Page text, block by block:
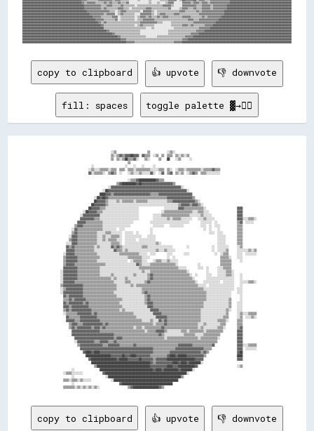
copy to clipboard 👍 upvote 👎 downvote
fill: spaces toggle palette ▓→✊🏽
                                      ░░▒▒                      ▒▒            ░░▒▒░░
                                      ▒▒░░▒▒▓▓▒▒▓▓▓▓██▓▓▓▓  ▓▓▒▒▒▒  ░░▒▒  ▒▒  ▒▒▒▒  ▒▒░░▒▒░░▒▒
                                      ▒▒  ▒▒░░▒▒██▒▒▒▒▓▓░░    ▒▒░░      ▒▒    ██    ░░▒▒      ░░
                                                  ▒▒
                      ░░▒▒░░░░▒▒▒▒▒▒░░▒▒▒▒  ▒▒▒▒  ▒▒▒▒░░▒▒▒▒▒▒▒▒▒▒░░░░░░▒▒▒▒  ▒▒░░  ░░▒▒▒▒░░▒▒▒▒▒▒▒▒▒▒░░▒▒▒▒▒▒▓▓▒▒▒▒
                      ▓▓░░▒▒▒▒▒▒░░  ▒▒▓▓▒▒  ░░    ░░▒▒░░░░▒▒░░░░░░▓▓░░  ░░▓▓  ▒▒▓▓  ▒▒░░▒▒  ░░▒▒▓▓▒▒  ▒▒▒▒░░░░░░░░░░
                                                  ░░▒▒▒▒▓▓████████████▓▓▒▒▒▒
                                          ▒▒▓▓██████████▓▓██▓▓▓▓▓▓▓▓▓▓▓▓▓▓▓▓▓▓▓▓▓▓▒▒
                                    ░░▓▓▓▓▓▓▓▓▓▓▓▓▓▓▓▓▓▓▓▓▓▓▓▓▓▓▓▓▓▓▓▓▓▓▓▓▓▓▓▓▓▓▓▓▓▓▓▓▓▓░░
                                ░░██▓▓▓▓▓▓▓▓▓▓▓▓▓▓▓▓▓▓▓▓▓▓▓▓▓▓▓▓▓▓▓▓▓▓▓▓▓▓▓▓▓▓▓▓▓▓▓▓▓▓▓▓▓▓▓▓░░
                              ████▓▓▓▓▒▒▓▓▓▓▓▓▓▓▓▓▓▓▓▓▓▓▓▓▓▓▓▓▓▓▓▓▒▒▒▒▒▒▓▓▓▓▓▓▓▓▓▓▓▓▓▓▓▓▓▓▓▓▓▓▓▓
                          ░░██▓▓██▓▓▒▒▒▒▒▒▒▒▒▒▒▒▒▒▒▒▒▒▒▒▒▒▒▒▒▒▒▒▒▒▒▒▒▒▒▒▒▒▒▒▒▒▓▓▓▓▓▓▓▓▓▓▓▓▓▓▓▓▓▓▒▒
                          ██▓▓▓▓▓▓▒▒░░░░░░▒▒░░▒▒▒▒▒▒▒▒░░▒▒▒▒▒▒▒▒░░░░░░░░░░░░░░▒▒▒▒▓▓▓▓▓▓▓▓▓▓▓▓▓▓▓▓▒▒░░
                        ██▓▓▓▓▓▓▓▓▒▒░░░░░░░░░░░░░░░░░░░░░░░░░░░░░░░░░░░░░░░░░░░░░░░░░░▒▒▓▓▓▓▓▓▒▒▓▓▓▓▒▒░░
                      ██▓▓▓▓▓▓▒▒▒▒░░░░░░░░░░░░░░░░░░░░░░░░                  ░░░░░░░░░░▓▓▓▓▒▒▒▒▒▒▒▒▒▒▒▒▒▒░░                      ▓▓▓▓
                  ░░██▓▓▓▓▓▓▒▒▒▒░░░░░░░░░░░░░░░░░░░░░░░░░░                ░░▒▒▒▒▒▒▒▒▒▒▒▒▒▒▒▒▒▒▒▒░░░░▒▒▒▒░░░░                    ▓▓▓▓
                ░░▓▓▓▓▓▓▓▓▓▓▓▓░░░░░░░░░░░░░░░░░░░░░░░░░░░░          ░░░░░░▒▒▒▒▒▒▒▒▒▒▒▒▒▒▒▒▒▒▒▒░░░░░░░░▒▒░░░░░░                  ▓▓▓▓
                ▓▓▓▓▓▓▓▓▓▓▒▒▒▒░░░░░░░░░░░░░░░░░░░░░░░░░░░░          ░░░░░░░░░░▒▒░░▒▒▒▒▒▒░░░░░░░░    ░░░░▒▒░░░░░░                ▓▓▓▓░░░░▒▒▒▒░░
              ▓▓▓▓▓▓▒▒▒▒▒▒▒▒▒▒▒▒░░░░░░░░░░░░░░░░░░░░░░            ░░░░░░░░░░░░░░░░░░░░░░░░░░░░        ░░░░░░░░  ░░              ▒▒▓▓  ░░░░░░
            ▒▒▓▓▓▓▒▒▒▒▒▒▒▒▒▒▒▒▒▒░░░░░░░░░░░░░░░░░░░░                ░░░░░░░░    ░░░░░░░░░░            ░░░░  ░░  ░░░░            ▒▒▒▒
          ░░▓▓▒▒▒▒▒▒▒▒▒▒▒▒▒▒▒▒▒▒░░░░░░░░░░  ░░░░                  ░░                                    ░░  ░░    ░░            ▒▒▒▒
          ▒▒▓▓▒▒▒▒▒▒▒▒▒▒▒▒▒▒░░░░░░▒▒▒▒░░░░░░░░  ░░░░░░  ░░        ░░                                        ░░░░  ░░░░          ▒▒▒▒
        ░░▓▓▓▓▒▒▒▒▒▒▒▒▒▒▒▒▒▒░░░░▒▒░░░░▒▒▒▒▒▒░░  ░░░░░░░░░░░░    ░░░░░░                                            ░░░░░░        ▒▒▒▒
        ▒▒▓▓▓▓▒▒▒▒▒▒▒▒▒▒▒▒▒▒░░░░▒▒░░▒▒▒▒▒▒░░░░  ░░░░░░░░  ░░░░░░░░░░░░                                            ░░░░░░        ▒▒▒▒
      ░░░░▓▓▓▓▒▒▒▒▒▒▒▒▒▒▒▒▒▒░░░░░░░░░░▒▒▒▒▒▒░░  ░░░░░░░░░░░░░░░░░░░░░░▒▒░░                                        ░░░░░░        ▒▒▒▒
      ▓▓▒▒▓▓▒▒▒▒▒▒▒▒▒▒▒▒▒▒░░▒▒░░░░░░░░▓▓▒▒▓▓▒▒░░░░░░░░░░░░░░▒▒▒▒░░░░░░░░░░░░░░░░░░          ░░                ░░  ░░░░░░░░      ░░▒▒
      ▓▓▓▓▓▓▒▒▒▒▒▒▒▒▒▒▒▒▒▒░░░░░░░░░░░░░░▓▓▒▒▒▒░░▒▒░░░░░░░░░░░░░░░░░░░░▒▒░░░░▒▒░░░░░░                          ░░  ░░░░░░▒▒      ░░░░░░░░▒▒░░▒▒
    ░░▓▓▓▓▓▓▒▒▒▒▒▒▒▒▒▒▒▒▒▒▒▒░░░░░░░░░░░░░░░░▒▒▒▒▒▒▒▒▒▒▒▒▒▒░░░░░░  ░░░░        ░░░░        ░░░░                  ░░  ░░▒▒▒▒      ░░░░  ░░░░░░░░
    ▒▒▓▓▓▓▓▓▓▓▒▒▒▒▒▒▒▒▒▒▒▒▒▒▒▒░░░░░░░░░░░░░░░░░░░░▒▒▒▒▒▒▒▒▒▒░░░░░░            ░░  ░░                                ▒▒▒▒▒▒░░    ░░░░
    ▒▒▓▓▓▓▓▓▓▓▒▒▒▒▒▒▒▒▒▒▒▒▒▒░░░░░░░░░░░░░░░░░░░░░░  ░░▒▒▒▒▒▒░░░░    ░░▒▒▒▒░░░░▒▒░░░░░░                              ▒▒▒▒▒▒▒▒      ░░
    ▒▒▓▓▓▓▓▓▒▒▒▒▒▒▒▒▒▒▒▒▒▒▒▒▒▒▒▒▒▒░░░░░░░░░░░░░░░░░░░░░░▓▓▒▒░░░░░░▒▒▒▒▒▒▒▒▒▒▒▒▒▒▒▒▒▒░░              ░░              ▒▒▒▒▒▒▒▒
    ▓▓▓▓▓▓▓▓▓▓▒▒▒▒▒▒▒▒▒▒▒▒▒▒▒▒░░░░░░░░░░░░░░░░░░░░░░░░░░░░▒▒▒▒▒▒▒▒▒▒▒▒▒▒▒▒▒▒▒▒▒▒▒▒▒▒▒▒░░░░░░        ░░░░  ░░      ░░░░▒▒▒▒▒▒
  ░░▓▓▓▓▓▓▓▓▓▓▒▒▒▒▒▒▒▒▒▒▒▒▒▒▒▒░░░░░░░░░░░░░░░░░░░░░░░░░░░░░░▒▒░░░░▒▒▒▒▒▒▒▒▒▒▒▒▒▒▒▒▒▒▒▒▒▒▒▒▒▒░░            ░░      ░░░░░░▒▒▒▒░░
  ░░▓▓▓▓▓▓▓▓▓▓▒▒▒▒▒▒▒▒▒▒▒▒▒▒▒▒░░░░░░░░▒▒░░░░░░░░░░░░░░▒▒░░░░░░░░▒▒▓▓▒▒▒▒▒▒▒▒▒▒▒▒▒▒▒▒▒▒▒▒▒▒▒▒▒▒░░  ░░      ░░░░    ░░░░░░▒▒▒▒░░    ░░
  ░░▓▓▓▓▓▓▓▓▓▓▒▒▒▒▒▒▒▒▒▒▒▒▒▒▒▒▒▒▒▒▒▒▒▒░░▒▒░░░░░░▒▒░░░░░░░░░░░░░░▒▒▓▓▒▒▒▒▒▒▒▒▒▒▒▒▒▒▒▒▒▒▒▒▒▒▒▒▒▒▒▒░░        ░░░░░░░░░░░░░░░░░░░░    ░░
  ░░▓▓▓▓▓▓▓▓▒▒▒▒▒▒▒▒▒▒▒▒▒▒▒▒▒▒▒▒▒▒▒▒▒▒▒▒░░░░░░░░▒▒▒▒░░░░░░░░░░▒▒▓▓▒▒▒▒▒▒▒▒▒▒▒▒▒▒▒▒▒▒▒▒▒▒▒▒▒▒▒▒▒▒▒▒░░    ░░░░░░░░░░░░  ░░░░░░░░    ░░░░░░▒▒▒▒░░
  ▒▒▓▓▓▓▓▓▓▓▓▓▓▓▓▓▒▒▒▒▒▒▒▒▒▒▒▒▒▒▒▒▒▒▒▒▒▒▒▒░░░░░░░░░░▒▒░░▒▒▒▒▒▒▒▒▒▒▒▒▒▒▒▒▒▒▒▒▒▒▒▒▒▒▒▒▒▒▒▒▒▒▒▒▒▒▒▒▒▒▒▒░░░░░░  ░░░░░░░░░░░░░░░░░░    ░░
  ░░▒▒▓▓▓▓▓▓▓▓▓▓▓▓▒▒▒▒▒▒▒▒▒▒▒▒▒▒▒▒▒▒▒▒▒▒▒▒░░░░░░░░░░░░░░░░░░▒▒▒▒▒▒▒▒▒▒▒▒▒▒▒▒▒▒▒▒▒▒▒▒▒▒▒▒▒▒▒▒▒▒▒▒▒▒▒▒▒▒▒▒░░░░░░░░░░░░░░░░░░░░░░  ░░░░
  ░░▓▓▓▓▓▓▓▓▓▓▓▓▓▓▒▒▒▒▒▒▒▒▒▒▒▒▒▒▒▒▒▒▒▒▒▒░░░░░░░░░░░░░░░░░░░░▒▒▓▓▒▒▒▒▒▒▒▒▒▒▒▒▒▒▒▒▒▒▒▒▒▒▒▒▒▒▒▒▒▒▒▒▒▒▒▒▒▒▒▒▒▒░░░░░░░░░░░░░░░░░░    ░░░░
    ▓▓▒▒▓▓▓▓▓▓▓▓▓▓▒▒▒▒▒▒▒▒▒▒▒▒▒▒▒▒▒▒▒▒▒▒▒▒░░░░░░░░░░░░░░░░░░░░▒▒▓▓▒▒▒▒▒▒▒▒▒▒▒▒▒▒▒▒▒▒▒▒▒▒▒▒▒▒▒▒▒▒▒▒▒▒▒▒▒▒▒▒░░░░░░░░░░░░░░░░░░      ░░
    ▒▒▒▒▓▓▒▒▓▓▓▓▓▓▓▓▒▒▒▒▒▒▒▒▒▒▒▒▒▒▒▒▒▒▒▒▒▒▒▒▒▒░░░░░░░░░░░░░░░░▒▒▓▓▒▒▒▒▒▒▒▒▒▒▒▒▒▒▒▒▒▒▒▒▒▒▒▒▒▒▒▒▒▒▒▒▒▒▒▒▒▒▒▒░░░░░░░░░░░░░░░░▒▒      ░░
    ▓▓▒▒▓▓▓▓▓▓▓▓▓▓▒▒▓▓▒▒▒▒▒▒▒▒▒▒▒▒▒▒▒▒▒▒▒▒▒▒░░░░░░░░░░░░░░░░░░▒▒▓▓▓▓▒▒▒▒▒▒▒▒▒▒▒▒▒▒▒▒▒▒▒▒▒▒▒▒▒▒▒▒▒▒▒▒▒▒▒▒░░░░░░░░░░░░░░░░░░▒▒    ░░░░
    ▓▓▓▓▒▒▓▓▓▓▓▓▓▓▓▓▓▓▒▒▒▒▒▒▒▒▒▒▒▒▒▒▒▒▒▒▒▒▒▒▒▒░░░░░░░░░░░░░░░░░░▓▓▓▓▒▒▒▒▒▒▒▒▒▒▒▒▒▒▒▒▒▒▒▒▒▒▒▒▒▒▒▒▒▒▒▒▒▒▒▒░░░░░░░░░░░░░░░░░░▒▒    ░░░░
    ▒▒▓▓▒▒▓▓▓▓▓▓▓▓▓▓▓▓▓▓▒▒▒▒▒▒▒▒▒▒▒▒▒▒▒▒▒▒▒▒░░▒▒░░░░░░░░░░░░░░░░░░▓▓▓▓▓▓▒▒▒▒▒▒▒▒▒▒▒▒▒▒▒▒▒▒▒▒▒▒▒▒▒▒▒▒▒▒░░░░░░░░░░░░░░░░░░▒▒░░    ░░░░
    ░░▒▒▒▒▒▒▒▒▓▓▓▓▓▓▓▓▓▓▒▒▓▓▒▒▒▒▒▒▒▒▒▒▒▒▒▒▒▒▒▒▒▒▒▒▒▒▒▒░░░░░░░░░░░░░░▓▓▓▓▓▓▒▒▒▒▒▒▒▒▒▒▒▒▒▒▒▒▒▒▒▒▒▒▒▒▒▒▒▒░░░░░░░░░░░░░░░░░░▒▒      ░░▒▒░░░░▒▒▒▒▒▒
      ▓▓▒▒▒▒▒▒▒▒▓▓▓▓▓▓▓▓▓▓▓▓▒▒▒▒▒▒▒▒▒▒▒▒▒▒▒▒▒▒▒▒▒▒▒▒▒▒▒▒░░░░░░░░░░░░░░▓▓▓▓▓▓▓▓▒▒▒▒▒▒▒▒▒▒▒▒▒▒▒▒▒▒▒▒▒▒▒▒░░░░░░░░░░░░░░░░▒▒▒▒      ░░▒▒  ░░░░▒▒░░
      ▓▓▓▓▓▓▒▒▒▒▓▓▓▓▓▓▓▓▓▓▓▓▓▓▒▒▒▒▒▒▒▒▒▒▒▒▒▒▒▒▒▒▒▒▒▒▒▒▒▒▒▒▒▒░░░░░░▒▒░░░░▓▓▒▒▓▓▒▒▒▒▒▒▒▒▒▒▒▒▒▒▒▒▒▒▒▒▒▒▒▒░░░░░░░░░░░░▒▒▒▒▒▒░░      ▒▒▒▒
        ▒▒▓▓▓▓▒▒▒▒▓▓▓▓▓▓▓▓▓▓▓▓▓▓▒▒▓▓▒▒▒▒▒▒▒▒▒▒▒▒▒▒▒▒▒▒▒▒▒▒▒▒▒▒▒▒▒▒▒▒░░▒▒▒▒▒▒▓▓▒▒▒▒▒▒▒▒▒▒▒▒▒▒▒▒▒▒▒▒▒▒░░░░▒▒░░░░░░░░░░▒▒▒▒        ▒▒▒▒
        ▒▒▓▓▒▒▓▓▓▓▓▓▓▓▓▓▒▒▓▓▓▓▒▒▓▓▒▒▒▒▒▒▒▒▒▒▒▒▒▒▒▒▒▒▒▒░░▒▒▒▒░░▒▒▒▒▒▒▒▒▒▒▒▒▓▓▒▒▒▒▒▒▒▒▒▒▒▒▒▒▒▒▒▒▒▒▒▒▒▒░░▒▒░░░░░░░░░░▒▒▒▒░░        ▒▒▓▓
          ▓▓▓▓▓▓▓▓▓▓▓▓▓▓▓▓▓▓▓▓▒▒▒▒▒▒▒▒▒▒▒▒▒▒▒▒▒▒▒▒▒▒▒▒▒▒▒▒▒▒▒▒░░▒▒▒▒▒▒▓▓▓▓▓▓▒▒░░░░░░░░░░▒▒▒▒░░▒▒▒▒▒▒▒▒▒▒░░▒▒▒▒▒▒▒▒▒▒▒▒          ▓▓▓▓
          ▓▓▓▓▓▓▓▓▓▓▓▓▓▓▓▓▓▓▓▓▓▓▓▓▓▓▓▓▓▓▒▒▒▒▒▒▒▒▒▒▒▒▒▒▒▒▒▒▒▒▒▒▒▒▒▒▒▒▒▒▒▒▓▓▒▒░░░░░░░░░░░░░░▒▒▒▒▒▒▒▒░░░░░░▒▒▒▒▒▒▒▒▒▒▒▒            ▓▓▓▓
            ▓▓▓▓▓▓▓▓▓▓▓▓▓▓▓▓▓▓▓▓▓▓▓▓▓▓▓▓▒▒▓▓▓▓▒▒▒▒▒▒▒▒▒▒▒▒▒▒▒▒▒▒▒▒▒▒▒▒▒▒▒▒▒▒░░▒▒▒▒▒▒▒▒▒▒▒▒▒▒▒▒▒▒▒▒▒▒░░▒▒▒▒▒▒▒▒▒▒▒▒░░            ▓▓▓▓
            ░░▓▓▓▓▓▓▓▓▓▓▓▓▒▒▒▒▓▓▓▓▓▓▒▒▒▒▓▓▒▒▒▒▒▒▒▒▒▒▒▒▒▒▒▒▒▒▒▒▒▒▒▒▒▒▒▒▒▒▒▒▒▒▒▒▒▒▒▒▒▒▒▒▒▒▒▒▒▒▒▒▒▒▒▒▒▒▒▒▒▒▒▒▒▒▒▒▒▒▒▒              ▓▓▓▓
              ▒▒▓▓▓▓▓▓▓▓▓▓▓▓▓▓▓▓▒▒▒▒▓▓▓▓▓▓▓▓▒▒▒▒▒▒▒▒▒▒▓▓▒▒▒▒▒▒▒▒▒▒▒▒▒▒▒▒▒▒▒▒▒▒▒▒▒▒▒▒▒▒▓▓▓▓▓▓▓▓▓▓▒▒▒▒▒▒▒▒▒▒▒▒▒▒▓▓                ▓▓▓▓░░░░▒▒▒▒▒▒
                ▓▓▓▓▓▓▓▓▓▓▓▓▓▓▓▓▓▓▓▓▓▓▓▓▓▓▓▓▓▓▓▓▓▓▓▓▓▓▓▓▓▓▓▓▓▓▓▓▓▓▓▓▒▒▒▒▒▒▒▒▒▒▒▒▒▒▒▒▓▓▓▓▓▓▓▓▓▓▓▓▓▓▓▓▓▓▓▓▒▒▒▒▒▒                  ▓▓▓▓  ░░░░░░░░
                  ▓▓████▓▓████▓▓▓▓▓▓▓▓▓▓▓▓▓▓▓▓▓▓▓▓▓▓▓▓▓▓▓▓▓▓▓▓▓▓▓▓▓▓▒▒▒▒▒▒▒▒▒▒▒▒▓▓▓▓▓▓▓▓▓▓▓▓▓▓▓▓▓▓▓▓▓▓▒▒▓▓▒▒                    ▓▓██
                    ██████████████████▓▓▓▓▓▓▓▓██▓▓▓▓████▓▓▓▓▓▓▓▓▓▓▒▒▒▒▒▒▒▒▒▒▒▒▓▓████▓▓██████▓▓▓▓▓▓▓▓▓▓▓▓▒▒                      ████
                      ▓▓██████████████████▓▓██████▓▓▓▓▓▓▓▓██▓▓▓▓▓▓▓▓▒▒▓▓▓▓▓▓▓▓████████████████████▓▓▓▓▓▓                        ▓▓▓▓
                        ██████████████████████████████████████████▓▓▒▒▓▓▓▓▓▓▓▓▓▓▓▓████▓▓████▓▓████████░░
                          ▒▒██████████████████████████████████████▓▓▓▓▓▓▓▓▓▓▓▓████▓▓▓▓████████████▓▓                            ░░▒▒
          ░░                  ██████████████████████████████████████▓▓████▓▓██████████▓▓████████░░
    ░░▒▒▒▒░░░░░░░░              ▓▓██████████████████████████████████████████████████████████░░
          ░░                      ░░████████████████████████████████████████████████████▒▒
    ▒▒▒▒░░▒▒▒▒░░▒▒░░░░░░              ░░██████████████████████████████████████████████
          ░░                                ▓▓████████████████████████████████████
copy to clipboard 👍 upvote 👎 downvote